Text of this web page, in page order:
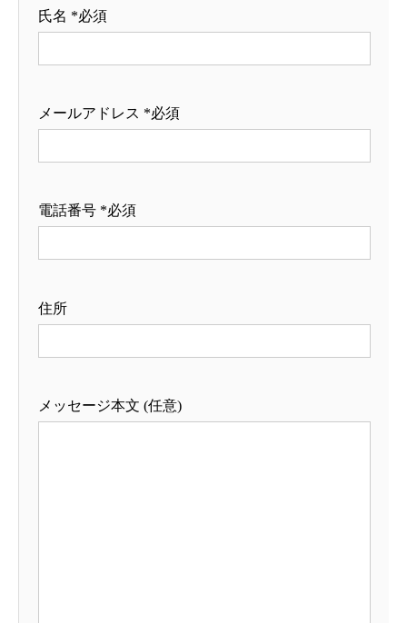
氏名 *必須
メールアドレス *必須
電話番号 *必須
住所
メッセージ本文 (任意)